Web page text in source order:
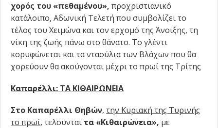
χορός του «πεθαμένου», προχριστιανικό
κατάλοιπο, Αδωνική Τελετή που συμβολίζει το
τέλος του Χειμώνα και τον ερχομό της Άνοιξης, τη
νίκη της ζωής πάνω στο θάνατο. Το γλέντι
κορυφώνεται και τα νταούλια των Βλάχων που θα
χορεύουν θα ακούγονται μέχρι το πρωί της Τρίτης
Καπαρέλλι: ΤΑ ΚΙΘΑΙΡΩΝΕΙΑ
Στο Καπαρέλλι Θηβών,την Κυριακή της Τυρινής
το πρωί, τελούνται τα «Κιθαιρώνεια», με